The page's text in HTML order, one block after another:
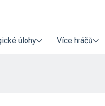
úlohy Více hráčů